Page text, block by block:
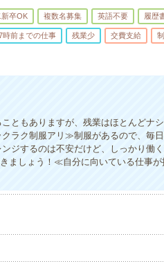
新卒OK 複数名募集 英語不要 履歴
時前までの仕事 残業少 交費支給
ともありますが、残業はほとんどナ
ラク制服アリ≫制服があるので、毎
ジするのは不安だけど、しっかり働
ましょう！≪自分に向いている仕事